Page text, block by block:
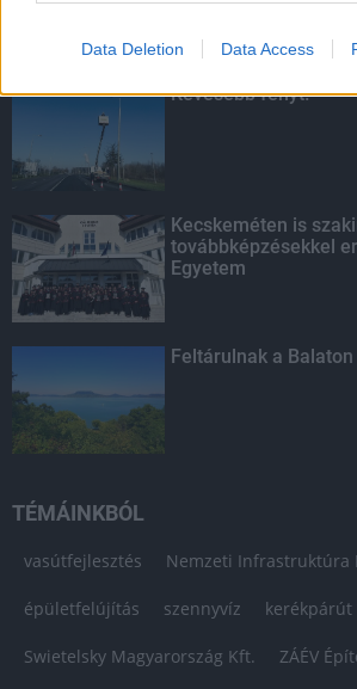
Data Deletion Data Access
KIEMELT
Kevesebb fényt!
Kecskeméten is
továbbképzésekkel
Egyetem
Feltárulnak a
TÉMÁINKBÓL
vasútfejlesztés Nemzeti Infrastruktúra
épületfelújítás szennyvíz kerékpárút
Swietelsky Magyarország Kft. ZÁÉV